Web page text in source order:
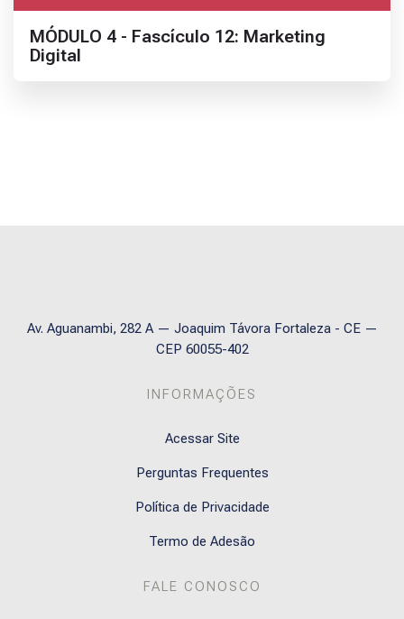
Nome da seção
MÓDULO 4 - Fascículo 12: Marketing
Digital
Av. Aguanambi, 282 A — Joaquim Távora Fortaleza - CE —
CEP 60055-402
INFORMAÇÕES
Acessar Site
Perguntas Frequentes
Política de Privacidade
Termo de Adesão
FALE CONOSCO